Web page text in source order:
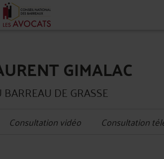
GIMALAC
DE GRASSE
Consultation vidéo Consultation